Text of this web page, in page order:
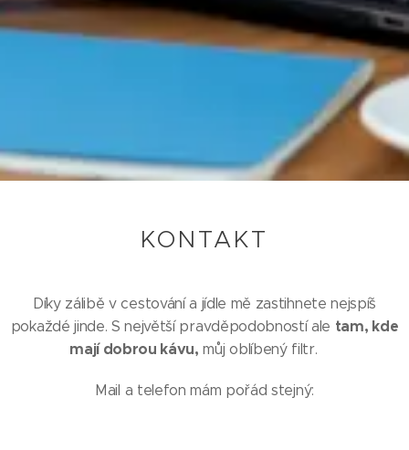
KONTAKT
Díky zálibě v cestování a jídle mě zastihnete nejspíš
pokaždé jinde. S největší pravděpodobností ale tam, kde
mají dobrou kávu, můj oblíbený filtr. 🙂
Mail a telefon mám pořád stejný: